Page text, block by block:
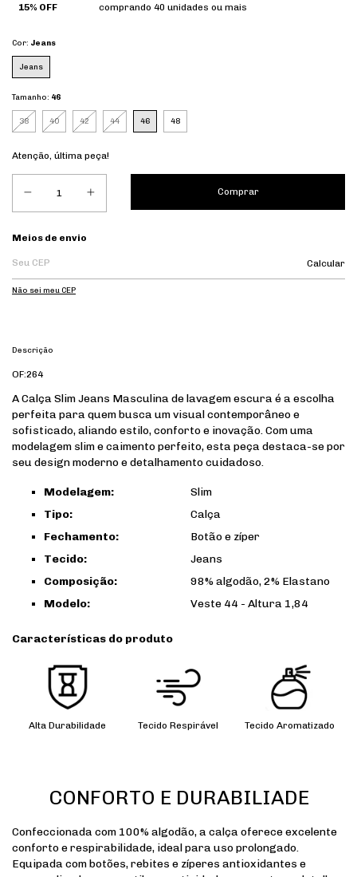
15% OFF comprando 40 unidades ou mais
Cor: Jeans
Jeans
Tamanho: 46
38 40 42 44 46 48
Atenção, última peça!
Entregas para o CEP:
Meios de envio
Calcular
Não sei meu CEP
Descrição
OF:264
A Calça Slim Jeans Masculina de lavagem escura é a escolha
perfeita para quem busca um visual contemporâneo e
sofisticado, aliando estilo, conforto e inovação. Com uma
modelagem slim e caimento perfeito, esta peça destaca-se por
seu design moderno e detalhamento cuidadoso.
Modelagem:
Slim
Tipo:
Calça
Fechamento:
Botão e zíper
Tecido:
Jeans
Composição:
98% algodão, 2% Elastano
Modelo:
Veste 44 - Altura 1,84
Características do produto
Alta Durabilidade Tecido Respirável Tecido Aromatizado
CONFORTO E DURABILIADE
Confeccionada com 100% algodão, a calça oferece excelente
conforto e respirabilidade, ideal para uso prolongado.
Equipada com botões, rebites e zíperes antioxidantes e